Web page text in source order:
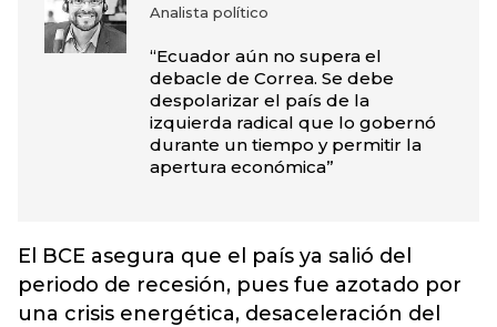
Analista político
“Ecuador aún no supera el
debacle de Correa. Se debe
despolarizar el país de la
izquierda radical que lo gobernó
durante un tiempo y permitir la
apertura económica”
El BCE asegura que el país ya salió del
periodo de recesión, pues fue azotado por
una crisis energética, desaceleración del